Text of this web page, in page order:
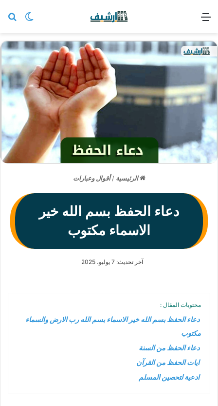
الوضع القائمة
الرئيسية / أقوال وعبارات
دعاء الحفظ بسم الله خير
الاسماء مكتوب
آخر تحديث: 7 يوليو، 2025
محتويات المقال :
دعاء الحفظ بسم الله خير الاسماء بسم الله رب الارض والسماء
مكتوب
دعاء الحفظ من السنة
ايات الحفظ من القرآن
ادعية لتحصين المسلم